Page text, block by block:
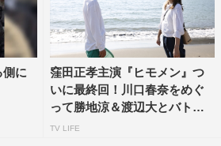
側に
窪田正孝主演『ヒモメン』つ
いに最終回！川口春奈をめぐ
って勝地涼＆渡辺大とバトル
...
TV LIFE